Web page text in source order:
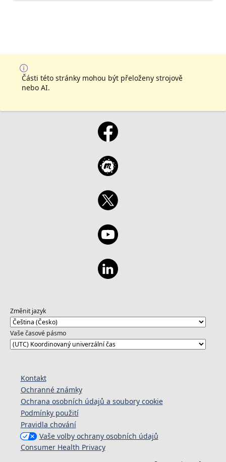
Části této stránky mohou být přeloženy strojově
nebo AI.
Změnit jazyk
Vaše časové pásmo
Kontakt
Ochranné známky
Ochrana osobních údajů a soubory cookie
Podmínky použití
Pravidla chování
Vaše volby ochrany osobních údajů
Consumer Health Privacy